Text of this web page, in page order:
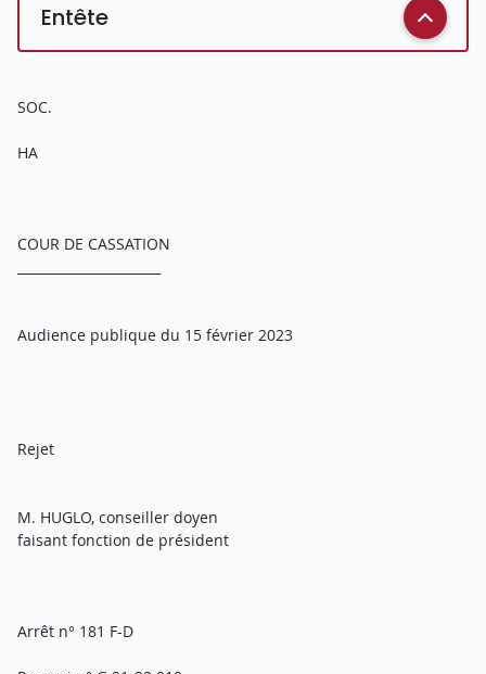
Entête
SOC.
HA
COUR DE CASSATION
Audience publique du 15 février 2023
Rejet
M. HUGLO, conseiller doyen
faisant fonction de président
Arrêt n° 181 F-D